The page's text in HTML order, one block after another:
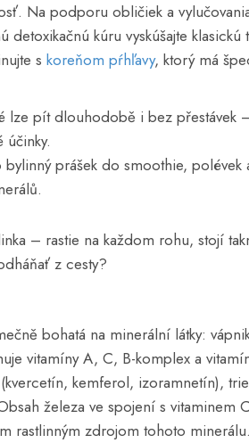
Na podporu obličiek a
detoxikačnú kúru vyskúšajte
s koreňom pŕhľavy, ktorý má
lze pít dlouhodobě i bez přestávek
prášek do smoothie,
– rastie na každom rohu, stojí
z cesty?
bohatá na minerální látky:
vitamíny A, C, B-komplex a
kemferol, izoramnetín),
železa ve spojení s vitaminem
rastlinným zdrojom tohoto